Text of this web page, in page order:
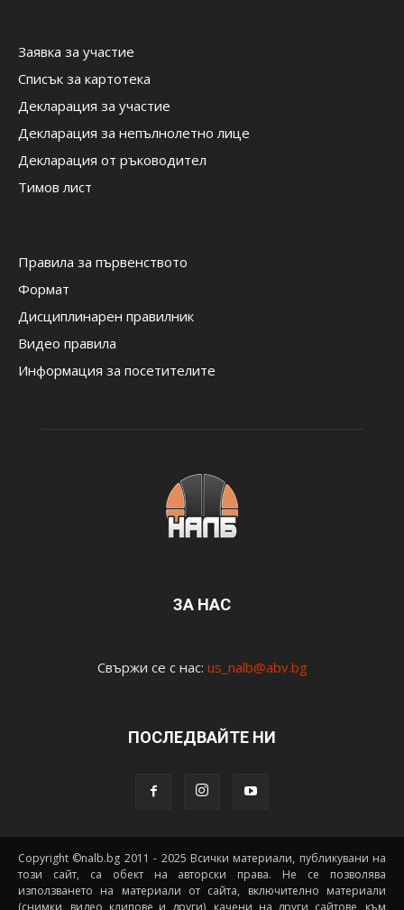
Заявка за участие
Списък за картотека
Декларация за участие
Декларация за непълнолетно лице
Декларация от ръководител
Тимов лист
Правила за първенството
Формат
Дисциплинарен правилник
Видео правила
Информация за посетителите
ЗА НАС
Свържи се с нас: us_nalb@abv.bg
ПОСЛЕДВАЙТЕ НИ
Copyright ©nalb.bg 2011 - 2025 Всички материали, публикувани на
този сайт, са обект на авторски права. Не се позволява
използването на материали от сайта, включително материали
(снимки, видео клипове и други), качени на други сайтове, към